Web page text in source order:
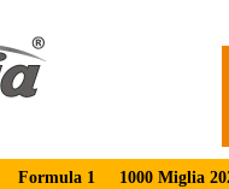
Formula 1 1000 Miglia